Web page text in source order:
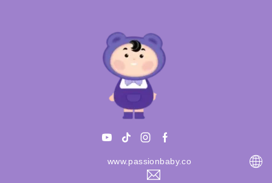
www.passionbaby.co